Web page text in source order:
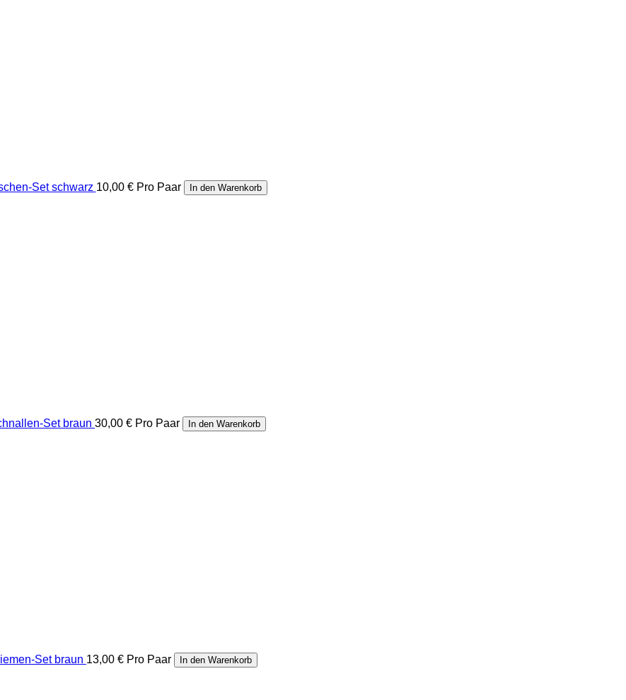
Set schwarz 10,00 € Pro Paar In den Warenkorb
Set braun 30,00 € Pro Paar In den Warenkorb
Set braun 13,00 € Pro Paar In den Warenkorb